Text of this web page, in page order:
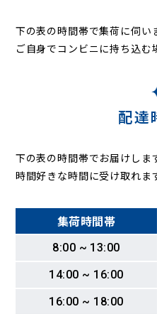
下の表の時間帯で集荷に伺い
ご自身でコンビニに持ち込む
配達
下の表の時間帯でお届けし
時間好きな時間に受け取れま
集荷時間帯
8:00 ~ 13:00
14:00 ~ 16:00
16:00 ~ 18:00